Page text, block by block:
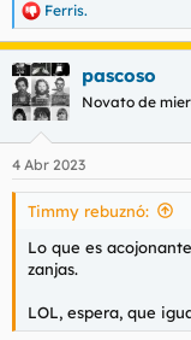
R
e
c
c
i
e
s
Ferris.
pascoso
Novato de
4 Abr 2023
Timmy rebuznó:
Lo que es
zanjas.
LOL, espera, que